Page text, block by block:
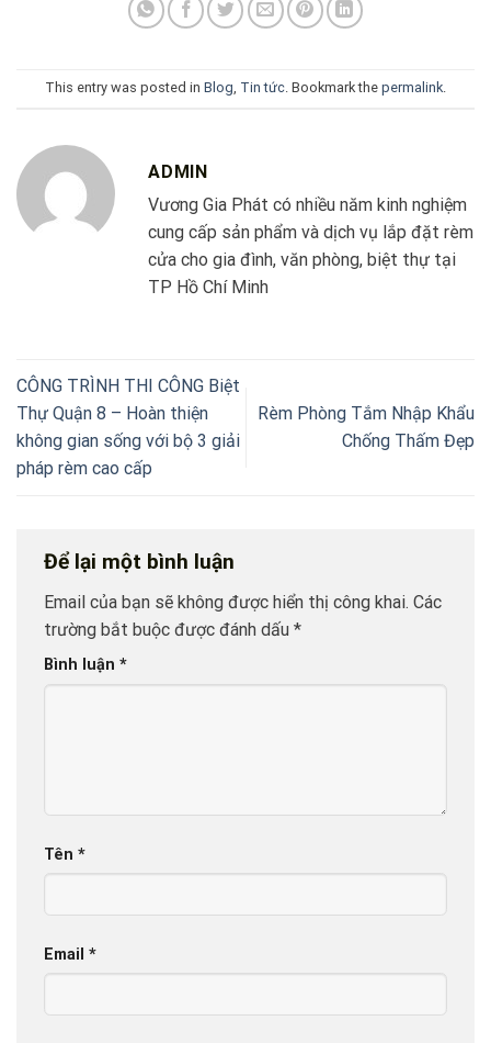
This entry was posted in Blog, Tin tức. Bookmark the permalink.
ADMIN
Vương Gia Phát có nhiều năm kinh nghiệm
cung cấp sản phẩm và dịch vụ lắp đặt rèm
cửa cho gia đình, văn phòng, biệt thự tại
TP Hồ Chí Minh
CÔNG TRÌNH THI CÔNG Biệt
Thự Quận 8 – Hoàn thiện
không gian sống với bộ 3 giải
pháp rèm cao cấp
Rèm Phòng Tắm Nhập Khẩu
Chống Thấm Đẹp
Để lại một bình luận
Email của bạn sẽ không được hiển thị công khai. Các
trường bắt buộc được đánh dấu *
Bình luận *
Tên *
Email *